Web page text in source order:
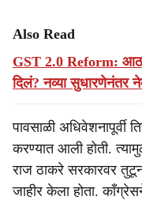
Also Read
GST 2.0 Reform: आठ
दिलं? नव्या सुधारणेनंतर
पावसाळी अधिवेशनापूर्वी
करण्यात आली होती.
राज ठाकरे सरकारवर तुटून
जाहीर केला होता.